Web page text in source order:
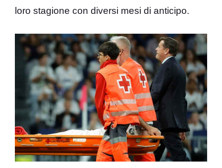
loro stagione con diversi mesi di anticipo.